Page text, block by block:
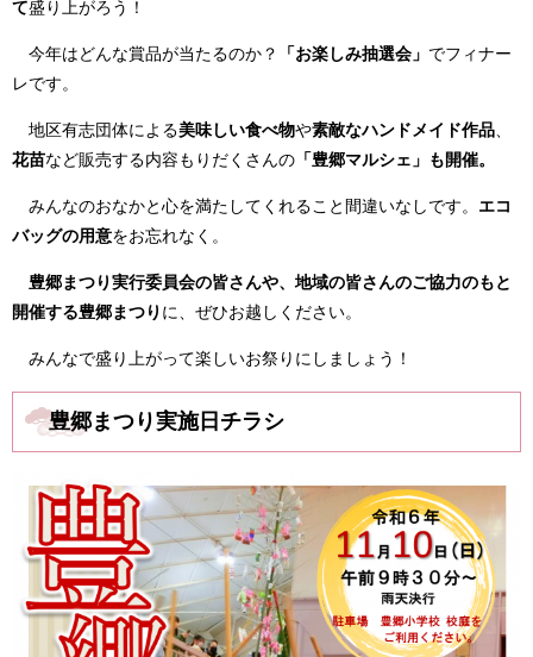
て盛り上がろう！
今年はどんな賞品が当たるのか？ 「お楽しみ抽選会」 でフィナー
レです。
地区有志団体による美味しい食べ物や素敵なハンドメイド作品
花苗など販売する内容もりだくさんの 「豊郷マルシェ」も開催。
みんなのおなかと心を満たしてくれること間違いなしです。 エコ
バッグの用意をお忘れなく。
豊郷まつり実行委員会の皆さんや、地域の皆さんのご協力のもと
開催する豊郷まつり に、ぜひお越しください。
みんなで盛り上がって楽しいお祭りにしましょう！
豊郷まつり実施日チラシ